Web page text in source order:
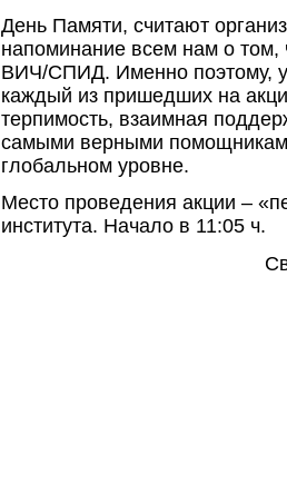
День Памяти, считают
напоминание всем нам о том,
ВИЧ/СПИД. Именно поэтому,
каждый из пришедших на
терпимость, взаимная
самыми верными
глобальном уровне.
Место проведения акции –
института. Начало в 11:05 ч.